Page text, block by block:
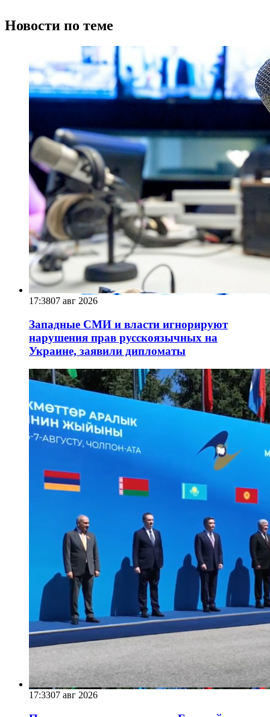
Новости по теме
17:3807 авг 2026
Западные СМИ и власти игнорируют
нарушения прав русскоязычных на
Украине, заявили дипломаты
17:3307 авг 2026